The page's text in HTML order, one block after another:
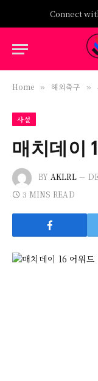
Connect
Home » 해외축구 »
사설
매치데이
BY AKLRL
3 MINS READ